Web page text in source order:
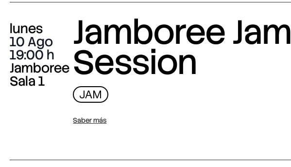
lunes
10 Ago
19:00
Jamboree
Sala 1
Jamboree Jam
Session
JAM
Saber más